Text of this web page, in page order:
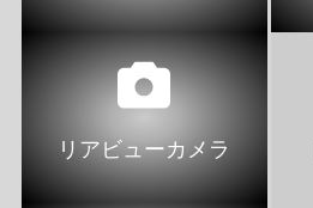
リアビューカメラ